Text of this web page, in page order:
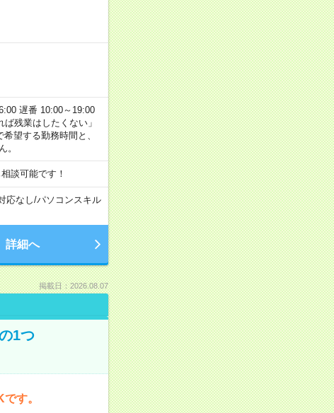
遅番 10:00～19:00
残業はしたくない」
望する勤務時間と、
。
談可能です！
応なし/パソコンスキル
詳細へ
掲載日：2026.08.07
1つ
す。